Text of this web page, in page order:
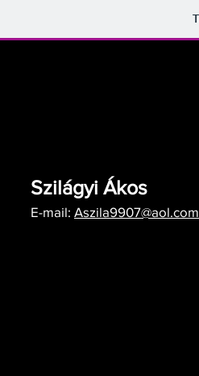
Szilágyi Ákos
E-mail: Aszila9907@aol.com